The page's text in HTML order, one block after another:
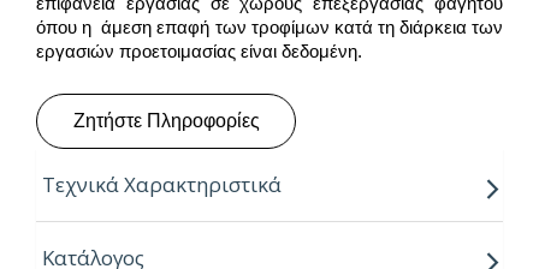
όπου η άμεση επαφή των τροφίμων κατά τη διάρκεια των
εργασιών προετοιμασίας είναι δεδομένη.
Ζητήστε Πληροφορίες
Τεχνικά Χαρακτηριστικά
“Για την παραγωγή τους, η Arpa χρησιμοποιεί την
Κατάλογος